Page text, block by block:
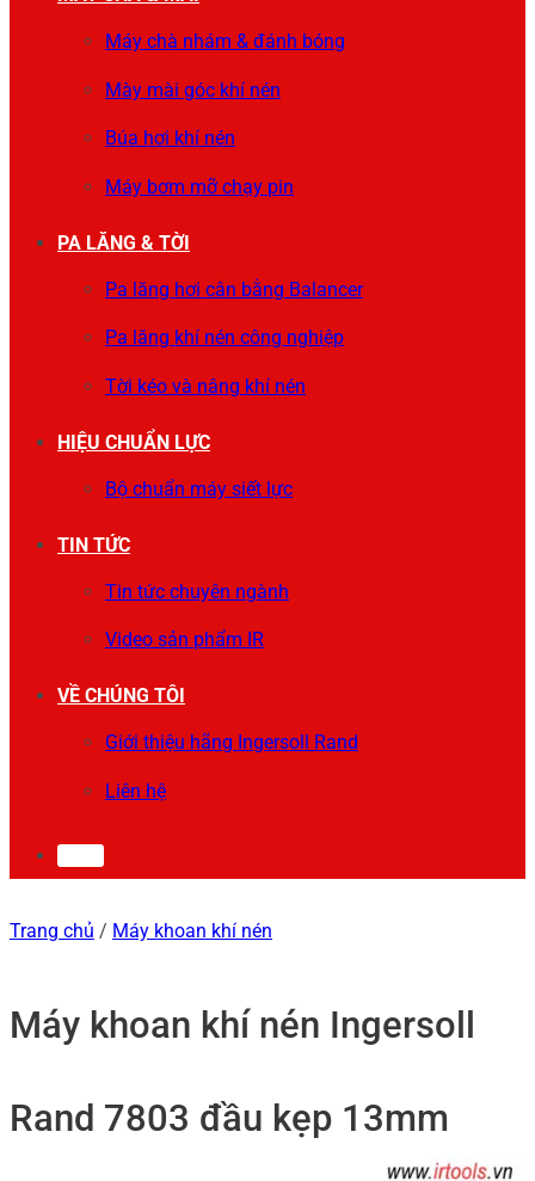
Máy chà nhám & đánh bóng
Mày mài góc khí nén
Búa hơi khí nén
Máy bơm mỡ chạy pin
PA LĂNG & TỜI
Pa lăng hơi cân bằng Balancer
Pa lăng khí nén công nghiệp
Tời kéo và nâng khí nén
HIỆU CHUẨN LỰC
Bộ chuẩn máy siết lực
TIN TỨC
Tin tức chuyên ngành
Video sản phẩm IR
VỀ CHÚNG TÔI
Giới thiệu hãng Ingersoll Rand
Liên hệ
Trang chủ / Máy khoan khí nén
Máy khoan khí nén Ingersoll
Rand 7803 đầu kẹp 13mm